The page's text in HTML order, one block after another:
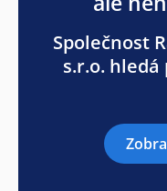
Společnost
s.r.o.